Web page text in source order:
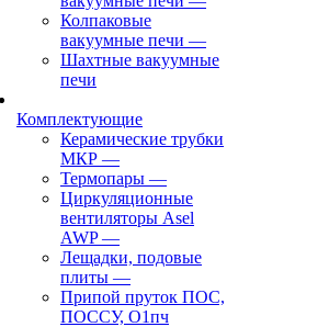
Колпаковые
вакуумные печи —
Шахтные вакуумные
печи
Комплектующие
Керамические трубки
МКР —
Термопары —
Циркуляционные
вентиляторы Asel
AWP—
Лещадки, подовые
плиты —
Припой пруток ПОС,
ПОССУ, О1пч